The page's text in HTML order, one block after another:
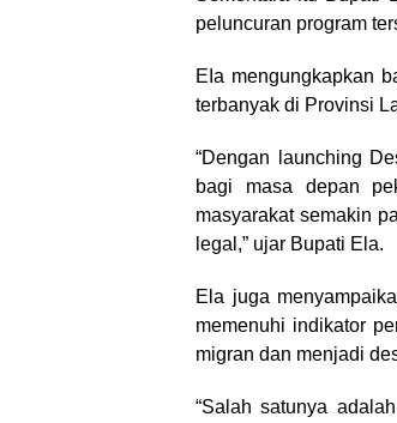
peluncuran program
EIa mengungkapkan
terbanyak di Provinsi
“Dengan launching
bagi masa depan
masyarakat semakin
legal,” ujar Bupati Ela.
Ela juga
memenuhi indikator
migran dan menjadi
“Salah satunya